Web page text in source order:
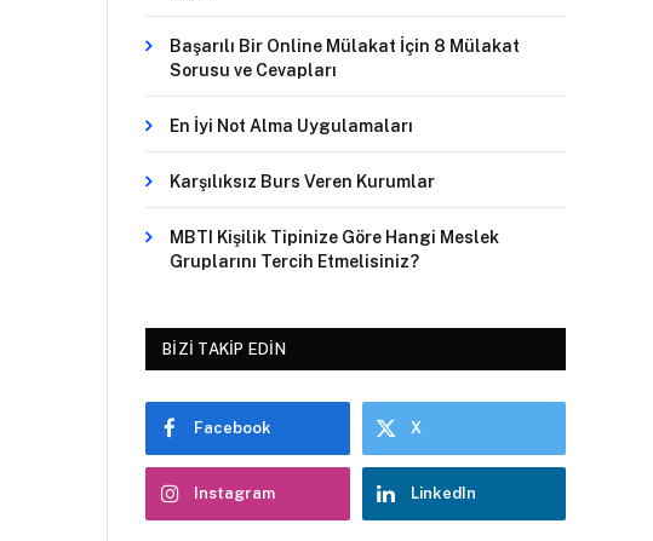
Başarılı Bir Online Mülakat İçin 8 Mülakat
Sorusu ve Cevapları
En İyi Not Alma Uygulamaları
Karşılıksız Burs Veren Kurumlar
MBTI Kişilik Tipinize Göre Hangi Meslek
Gruplarını Tercih Etmelisiniz?
BIZI TAKIP EDIN
Facebook X
Instagram LinkedIn